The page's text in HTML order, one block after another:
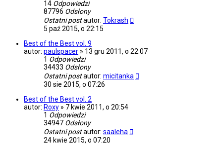
14 Odpowiedzi
87796 Odsłony
Ostatni postautor: Tokrash
5 paź 2015, o 22:15
Best of the Best vol. 9
autor: paulspacer » 13 gru 2011, o 22:07
1 Odpowiedzi
34433 Odsłony
Ostatni postautor: micitanka
30 sie 2015, o 07:26
Best of the Best vol. 2
autor: Roxy » 7 kwie 2011, o 20:54
1 Odpowiedzi
34947 Odsłony
Ostatni postautor: saaleha
24 kwie 2015, o 07:20